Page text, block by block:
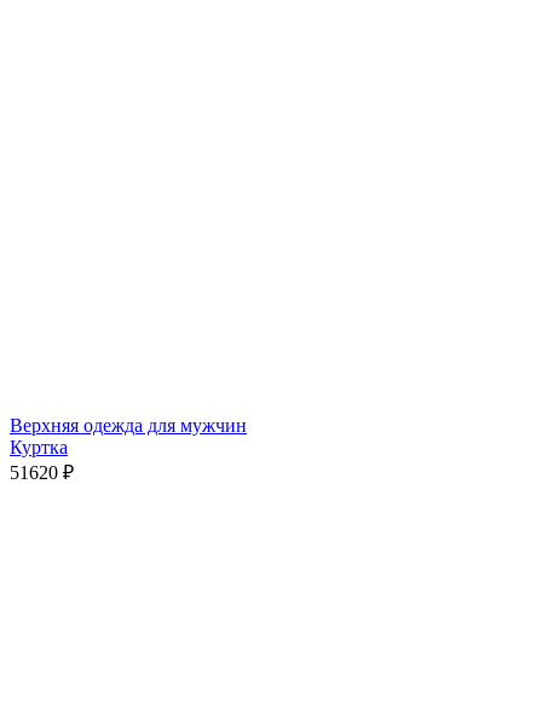
Верхняя одежда для мужчин
Куртка
51620 ₽